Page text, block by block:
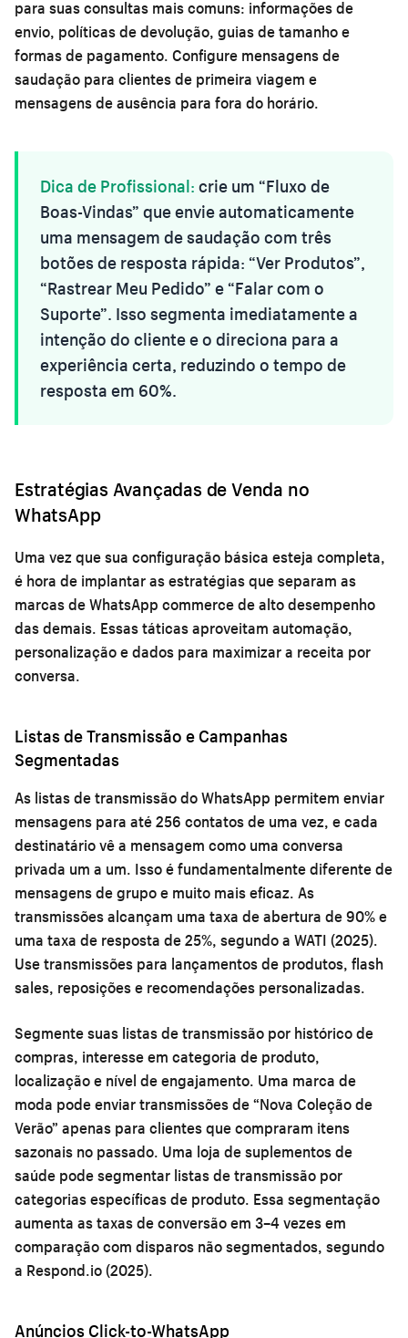
para suas consultas mais comuns: informações de
envio, políticas de devolução, guias de tamanho e
formas de pagamento. Configure mensagens de
saudação para clientes de primeira viagem e
mensagens de ausência para fora do horário.
Dica de Profissional: crie um “Fluxo de
Boas-Vindas” que envie automaticamente
uma mensagem de saudação com três
botões de resposta rápida: “Ver Produtos”,
“Rastrear Meu Pedido” e “Falar com o
Suporte”. Isso segmenta imediatamente a
intenção do cliente e o direciona para a
experiência certa, reduzindo o tempo de
resposta em 60%.
Estratégias Avançadas de Venda no
WhatsApp
Uma vez que sua configuração básica esteja completa,
é hora de implantar as estratégias que separam as
marcas de WhatsApp commerce de alto desempenho
das demais. Essas táticas aproveitam automação,
personalização e dados para maximizar a receita por
conversa.
Listas de Transmissão e Campanhas
Segmentadas
As listas de transmissão do WhatsApp permitem enviar
mensagens para até 256 contatos de uma vez, e cada
destinatário vê a mensagem como uma conversa
privada um a um. Isso é fundamentalmente diferente de
mensagens de grupo e muito mais eficaz. As
transmissões alcançam uma taxa de abertura de 90% e
uma taxa de resposta de 25%, segundo a WATI (2025).
Use transmissões para lançamentos de produtos, flash
sales, reposições e recomendações personalizadas.
Segmente suas listas de transmissão por histórico de
compras, interesse em categoria de produto,
localização e nível de engajamento. Uma marca de
moda pode enviar transmissões de “Nova Coleção de
Verão” apenas para clientes que compraram itens
sazonais no passado. Uma loja de suplementos de
saúde pode segmentar listas de transmissão por
categorias específicas de produto. Essa segmentação
aumenta as taxas de conversão em 3–4 vezes em
comparação com disparos não segmentados, segundo
a Respond.io (2025).
Anúncios Click-to-WhatsApp